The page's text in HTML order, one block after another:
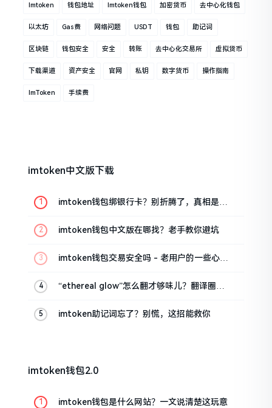
Imtoken 钱包地址 Imtoken钱包 加密货币 去中心化钱包
以太坊 Gas费 网络问题 USDT 钱包 助记词
区块链 钱包安全 安全 转账 去中心化交易所 虚拟货币
下载渠道 资产安全 官网 私钥 数字货币 操作指南
ImToken 手续费
imtoken中文版下载
imtoken钱包绑银行卡？别折腾了，真相是这
imtoken钱包中文版在哪找？老手教你避坑
imtoken钱包交易安全吗 - 老用户的一些心里
“ethereal glow”怎么翻才够味儿？翻译圈老
imtoken助记词忘了？别慌，这招能救你
imtoken钱包2.0
imtoken钱包是什么网站？一文说清楚这玩意